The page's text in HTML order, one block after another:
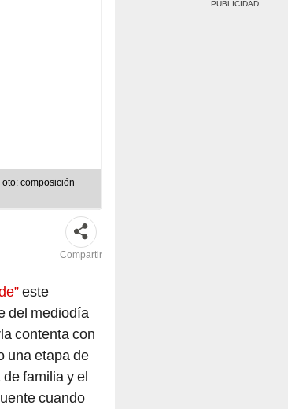
composición
Compartir
este
del mediodía
contenta con
una etapa de
familia y el
cuando